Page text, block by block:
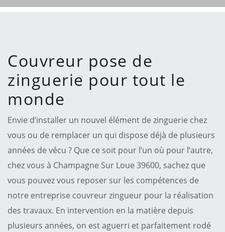
Couvreur pose de
zinguerie pour tout le
monde
Envie d’installer un nouvel élément de zinguerie chez
vous ou de remplacer un qui dispose déjà de plusieurs
années de vécu ? Que ce soit pour l’un où pour l’autre,
chez vous à Champagne Sur Loue 39600, sachez que
vous pouvez vous reposer sur les compétences de
notre entreprise couvreur zingueur pour la réalisation
des travaux. En intervention en la matière depuis
plusieurs années, on est aguerri et parfaitement rodé